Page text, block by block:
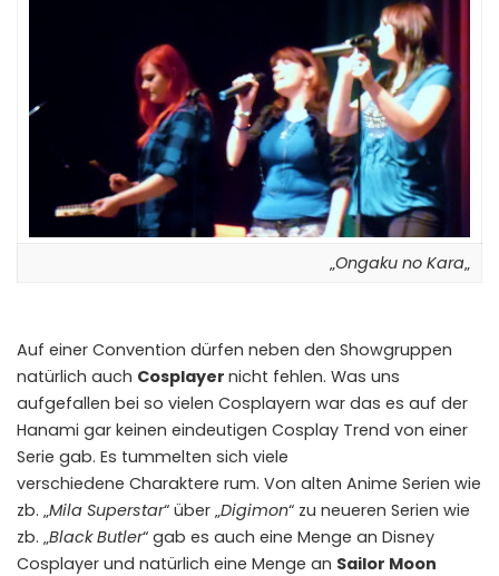
„Ongaku no Kara„
Auf einer Convention dürfen neben den Showgruppen
natürlich auch Cosplayer nicht fehlen. Was uns
aufgefallen bei so vielen Cosplayern war das es auf der
Hanami gar keinen eindeutigen Cosplay Trend von einer
Serie gab. Es tummelten sich viele
verschiedene Charaktere rum. Von alten Anime Serien wie
zb. „Mila Superstar“ über „Digimon“ zu neueren Serien wie
zb. „Black Butler“ gab es auch eine Menge an Disney
Cosplayer und natürlich eine Menge an Sailor Moon